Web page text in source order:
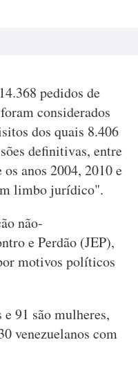
pedidos de
considerados
dos quais 8.406
definitivas, entre
os anos 2004, 2010 e
limbo jurídico".
não-
e Perdão (JEP),
motivos políticos
91 são mulheres,
venezuelanos com